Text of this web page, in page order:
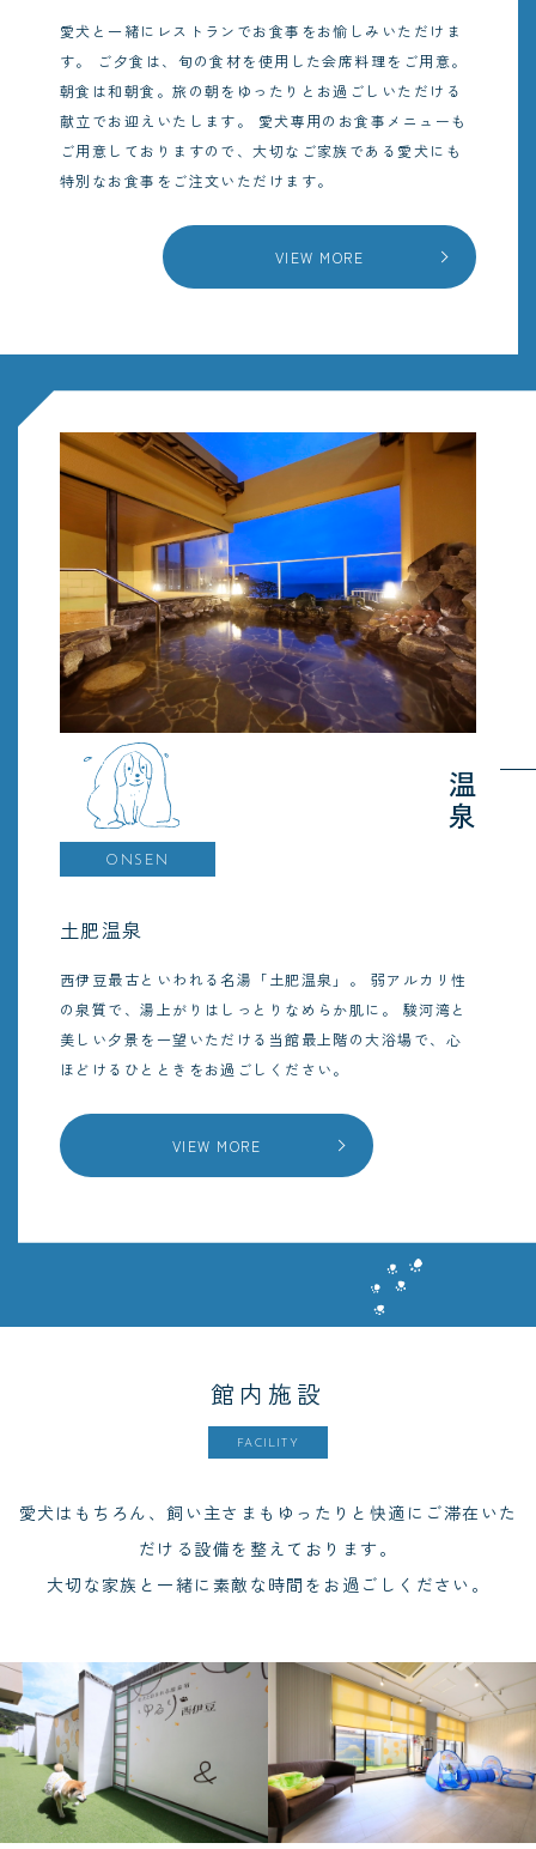
愛犬と一緒にレストランでお食事をお愉しみいただけま
す。
ご夕食は、旬の食材を使用した会席料理をご用意。
朝食は和朝食。旅の朝をゆったりとお過ごしいただける
献立でお迎えいたします。
愛犬専用のお食事メニューも
ご用意しておりますので、大切なご家族である愛犬にも
特別なお食事をご注文いただけます。
VIEW MORE
ONSEN
温泉
土肥温泉
西伊豆最古といわれる名湯「土肥温泉」。
弱アルカリ性
の泉質で、湯上がりはしっとりなめらか肌に。
駿河湾と
美しい夕景を一望いただける当館最上階の大浴場で、心
ほどけるひとときをお過ごしください。
VIEW MORE
館内施設
FACILITY
愛犬はもちろん、飼い主さまもゆったりと快適にご滞在いた
だける設備を整えております。
大切な家族と一緒に素敵な時間をお過ごしください。